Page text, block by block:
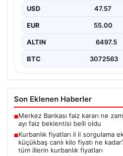
ve tüm illerin kurbanlık
USD 47.57
EUR 55.00
ALTIN 6497.5
BTC 3072563
Son Eklenen Haberler
■Merkez Bankası faiz kararı ne
ayı faiz beklentisi belli oldu
■Kurbanlık fiyatları il il sorgulama
küçükbaş canlı kilo fiyatı ne
tüm illerin kurbanlık fiyatları